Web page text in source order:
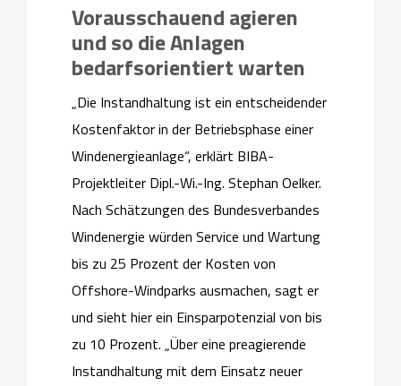
Vorausschauend agieren
und so die Anlagen
bedarfsorientiert warten
„Die Instandhaltung ist ein entscheidender
Kostenfaktor in der Betriebsphase einer
Windenergieanlage“, erklärt BIBA-
Projektleiter Dipl.-Wi.-Ing. Stephan Oelker.
Nach Schätzungen des Bundesverbandes
Windenergie würden Service und Wartung
bis zu 25 Prozent der Kosten von
Offshore-Windparks ausmachen, sagt er
und sieht hier ein Einsparpotenzial von bis
zu 10 Prozent. „Über eine preagierende
Instandhaltung mit dem Einsatz neuer